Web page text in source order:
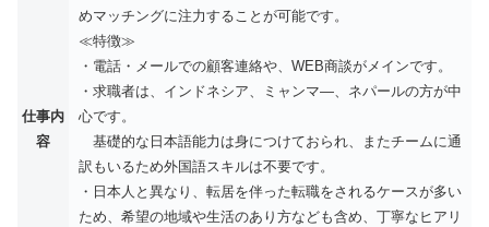
仕事内
容
めマッチングに注力することが可能です。
≪特徴≫
・電話・メールでの顧客連絡や、WEB商談がメインです。
・求職者は、インドネシア、ミャンマ―、ネパールの方が中
心です。
基礎的な日本語能力は身につけておられ、またチームに通
訳もいるため外国語スキルは不要です。
・日本人と異なり、転居を伴った転職をされるケースが多い
ため、希望の地域や生活のあり方なども含め、丁寧なヒアリ